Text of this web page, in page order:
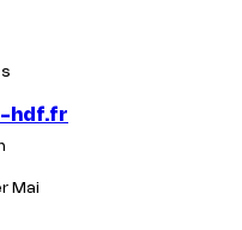
hdf.fr
Mai